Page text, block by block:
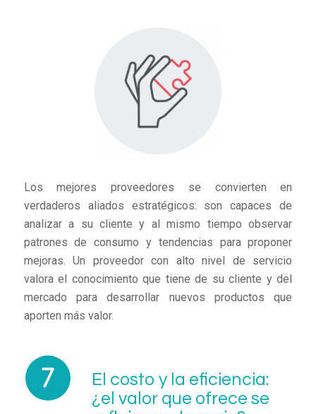
Los mejores proveedores se convierten en
verdaderos aliados estratégicos: son capaces de
analizar a su cliente y al mismo tiempo observar
patrones de consumo y tendencias para proponer
mejoras. Un proveedor con alto nivel de servicio
valora el conocimiento que tiene de su cliente y del
mercado para desarrollar nuevos productos que
aporten más valor.
El costo y la eficiencia:
¿el valor que ofrece se